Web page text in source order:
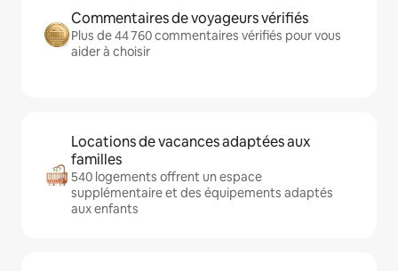
Commentaires de voyageurs vérifiés
Plus de 44 760 commentaires vérifiés pour vous
aider à choisir
Locations de vacances adaptées aux
familles
540 logements offrent un espace
supplémentaire et des équipements adaptés
aux enfants